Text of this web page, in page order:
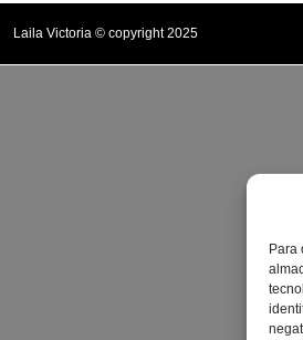
Para
Laila Victoria © copyright 2025